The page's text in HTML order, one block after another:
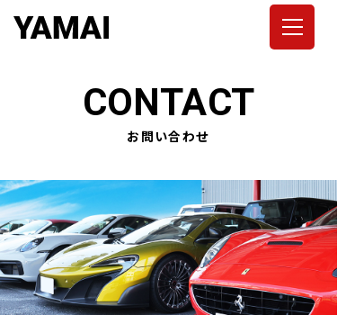
キ
ッ
プ
CONTACT
お問い合わせ